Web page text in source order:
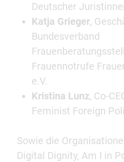
Deutscher
Katja Grieger,
Bundesverband
Frauennotrufe
e.V.
Kristina Lunz, Co-
Feminist Foreign
Sowie die
Digital Dignity, Am I in